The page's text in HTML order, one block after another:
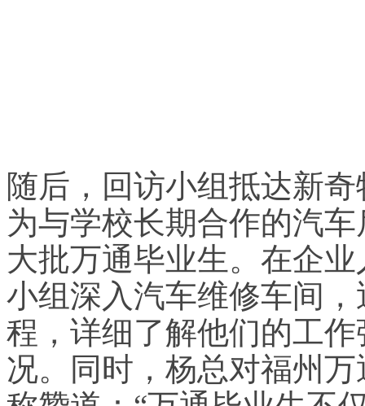
随后，回访小组抵达新
为与学校长期合作的汽
大批万通毕业生。在企
小组深入汽车维修车间
程，详细了解他们的工
况。同时，杨总对福州